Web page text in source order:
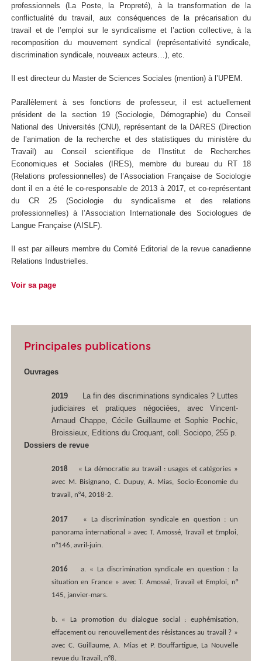
professionnels (La Poste, la Propreté), à la transformation de la
conflictualité du travail, aux conséquences de la précarisation du
travail et de l’emploi sur le syndicalisme et l’action collective, à la
recomposition du mouvement syndical (représentativité syndicale,
discrimination syndicale, nouveaux acteurs…), etc.
Il est directeur du Master de Sciences Sociales (mention) à l’UPEM.
Parallèlement à ses fonctions de professeur, il est actuellement
président de la section 19 (Sociologie, Démographie) du Conseil
National des Universités (CNU), représentant de la DARES (Direction
de l’animation de la recherche et des statistiques du ministère du
Travail) au Conseil scientifique de l’Institut de Recherches
Economiques et Sociales (IRES), membre du bureau du RT 18
(Relations professionnelles) de l’Association Française de Sociologie
dont il en a été le co-responsable de 2013 à 2017, et co-représentant
du CR 25 (Sociologie du syndicalisme et des relations
professionnelles) à l’Association Internationale des Sociologues de
Langue Française (AISLF).
Il est par ailleurs membre du Comité Editorial de la revue canadienne
Relations Industrielles.
Voir sa page
Principales publications
Ouvrages
2019 La fin des discriminations syndicales ? Luttes
judiciaires et pratiques négociées , avec Vincent-
Arnaud Chappe, Cécile Guillaume et Sophie Pochic,
Broissieux, Editions du Croquant, coll. Sociopo, 255 p.
Dossiers de revue
2018
« La démocratie au travail : usages et catégories »
avec M. Bisignano, C. Dupuy, A. Mias, Socio-Economie du
travail , n°4, 2018-2.
2017 « La discrimination syndicale en question : un
panorama international » avec T. Amossé,Travail et Emploi
n°146, avril-juin.
2016a. « La discrimination syndicale en question : la
situation en France » avec T. Amossé, Travail et Emploi, n°
145, janvier-mars.
b.
« La promotion du dialogue social : euphémisation,
effacement ou renouvellement des résistances au travail ? »
avec C. Guillaume, A. Mias et P. Bouffartigue, La Nouvelle
revue du Travail
, n°8.